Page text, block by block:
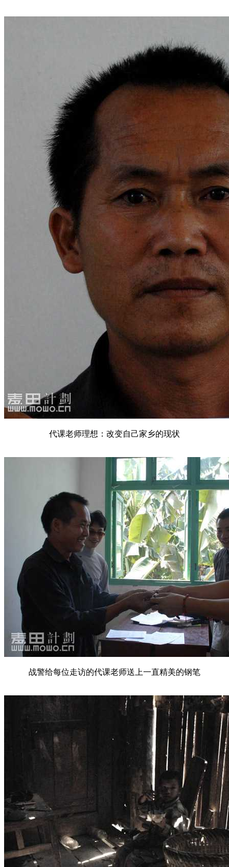
代课老师理想：改变自己家乡的现状
战警给每位走访的代课老师送上一直精美的钢笔